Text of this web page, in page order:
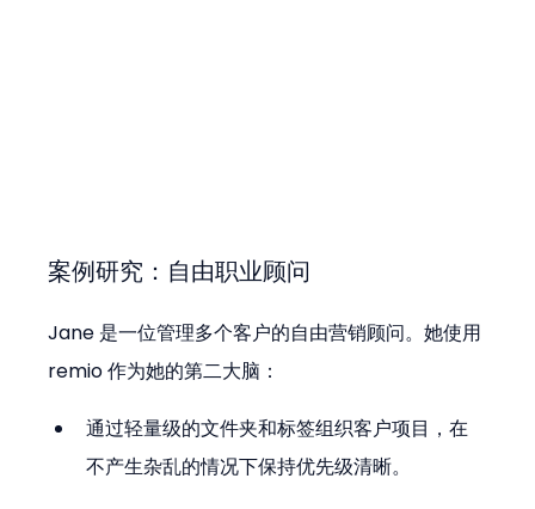
案例研究：自由职业顾问
Jane 是一位管理多个客户的自由营销顾问。她使用
remio 作为她的第二大脑：
通过轻量级的文件夹和标签组织客户项目，在
不产生杂乱的情况下保持优先级清晰。